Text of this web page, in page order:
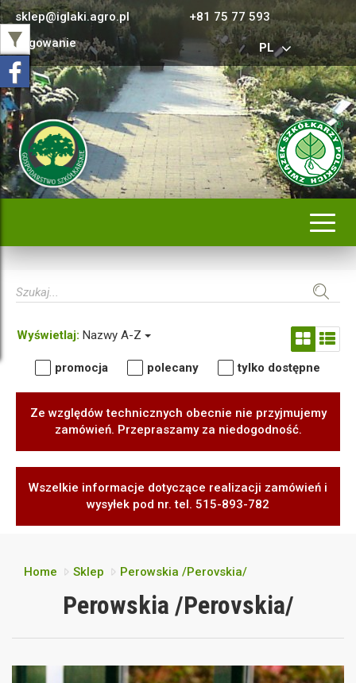
sklep@iglaki.agro.pl
+81 75 77 593
Logowanie
PL
Wyświetlaj: Nazwy A-Z
promocja polecany tylko dostępne
Ze względów technicznych obecnie nie przyjmujemy
zamówień. Przepraszamy za niedogodność.
Wszelkie informacje dotyczące realizacji zamówień i
wysyłek pod nr. tel. 515-893-782
Home Sklep Perowskia /Perovskia/
Perowskia /Perovskia/